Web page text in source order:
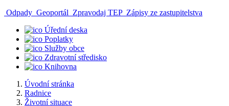
Odpady Geoportál Zpravodaj TEP Zápisy ze zastupitelstva
Úřední deska
Poplatky
Služby obce
Zdravotní středisko
Knihovna
Úvodní stránka
Radnice
Životní situace